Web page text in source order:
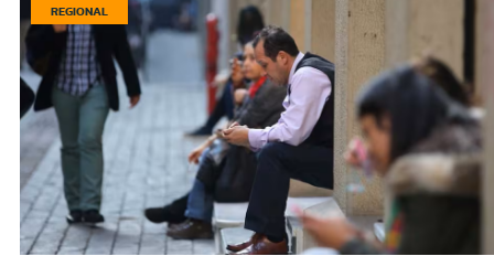
REGIONAL